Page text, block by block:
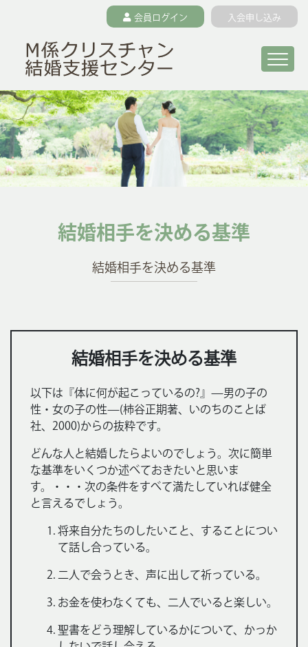
会員ログイン 入会申し込み
結婚相手を決める基準
結婚相手を決める基準
結婚相手を決める基準
以下は『体に何が起こっているの?』—男の子の
性・女の子の性—(柿谷正期著、いのちのことば
社、2000)からの抜粋です。
どんな人と結婚したらよいのでしょう。次に簡単
な基準をいくつか述べておきたいと思いま
す。・・・次の条件をすべて満たしていれば健全
と言えるでしょう。
将来自分たちのしたいこと、することについ
て話し合っている。
二人で会うとき、声に出して祈っている。
お金を使わなくても、二人でいると楽しい。
聖書をどう理解しているかについて、かっか